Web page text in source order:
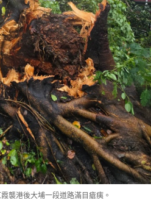
襲港後大埔一段道路滿目瘡痍。